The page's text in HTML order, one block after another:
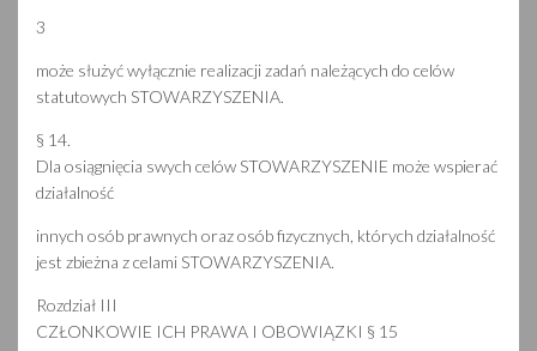
3
może służyć wyłącznie realizacji zadań należących do celów
statutowych STOWARZYSZENIA.
§ 14.
Dla osiągnięcia swych celów STOWARZYSZENIE może wspierać
działalność
innych osób prawnych oraz osób fizycznych, których działalność
jest zbieżna z celami STOWARZYSZENIA.
Rozdział III
CZŁONKOWIE ICH PRAWA I OBOWIĄZKI § 15